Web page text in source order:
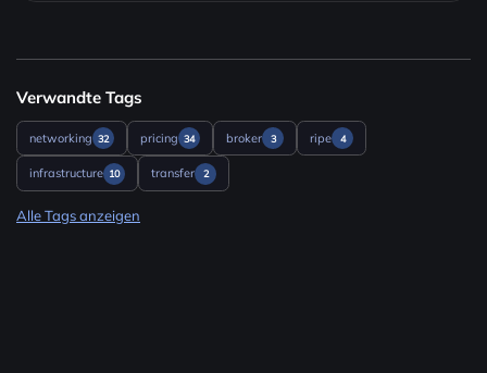
Verwandte Tags
networking 32 pricing 34 broker 3 ripe 4
infrastructure 10 transfer 2
Alle Tags anzeigen